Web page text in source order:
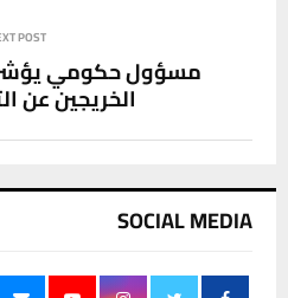
POST
مسؤول حكومي
الخريجين عن
SOCIAL MEDIA